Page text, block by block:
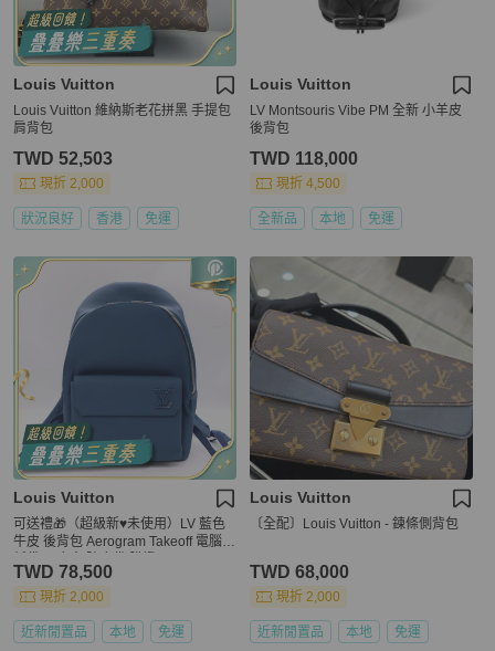
Louis Vuitton
Louis Vuitton 維納斯老花拼黑 手提包
肩背包
TWD 52,503
現折 2,000
狀況良好 香港 免運
Louis Vuitton
LV Montsouris Vibe PM 全新 小羊皮
後背包
TWD 118,000
現折 4,500
全新品 本地 免運
Louis Vuitton
可送禮🎁（超級新♥️未使用）LV 藍色
牛皮 後背包 Aerogram Takeoff 電腦包
TWD 78,500
現折 2,000
近新閒置品 本地 免運
Louis Vuitton
〔全配〕Louis Vuitton - 鍊條側背包
TWD 68,000
現折 2,000
近新閒置品 本地 免運